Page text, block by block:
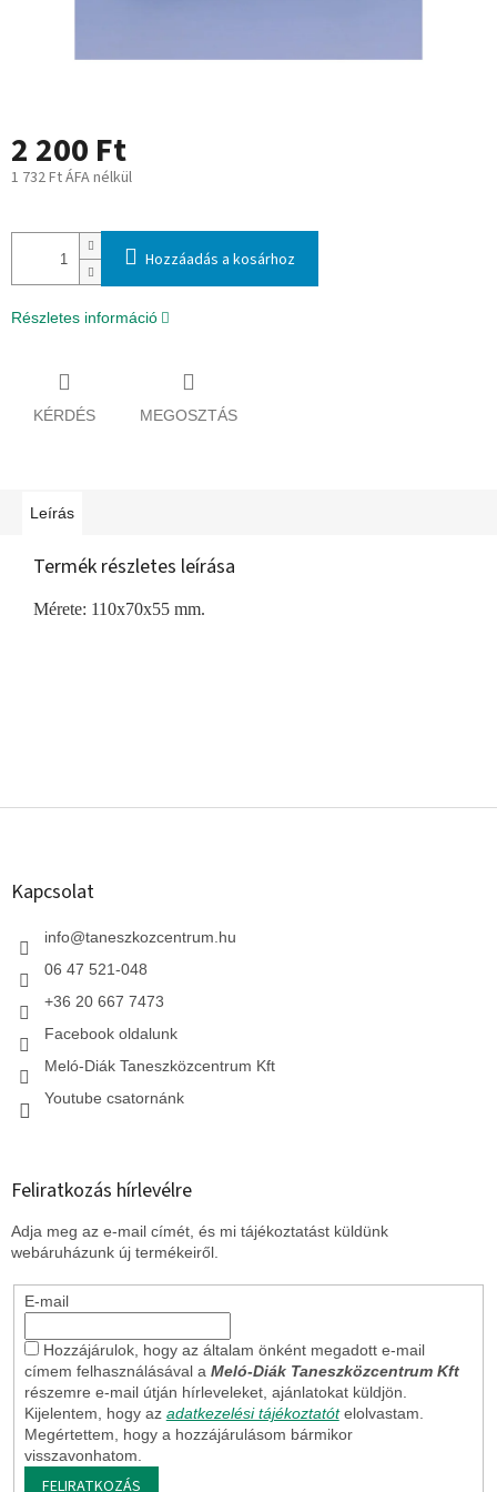
2 200 Ft
1 732 Ft ÁFA nélkül
Hozzáadás a kosárhoz
Részletes információ
KÉRDÉS MEGOSZTÁS
Leírás
Termék részletes leírása
Mérete: 110x70x55 mm.
L
Kapcsolat
info@taneszkozcentrum.hu
06 47 521-048
+36 20 667 7473
Facebook oldalunk
Meló-Diák Taneszközcentrum Kft
Youtube csatornánk
Feliratkozás hírlevélre
Adja meg az e-mail címét, és mi tájékoztatást küldünk
webáruházunk új termékeiről.
E-mail
Hozzájárulok, hogy az általam önként megadott e-mail
címem felhasználásával a Meló-Diák Taneszközcentrum Kft
részemre e-mail útján hírleveleket, ajánlatokat küldjön.
Kijelentem, hogy az adatkezelési tájékoztatót elolvastam.
Megértettem, hogy a hozzájárulásom bármikor
visszavonhatom.
FELIRATKOZÁS